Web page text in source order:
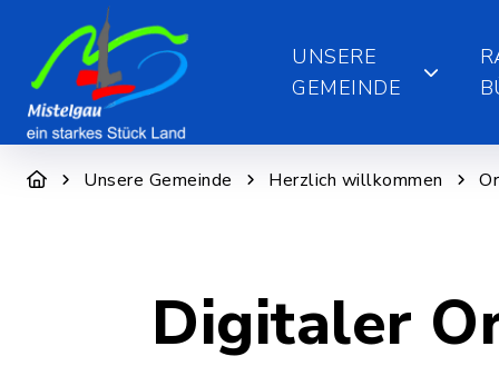
UNSERE
GEMEINDE
Unsere Gemeinde Herzlich willkommen
Digitaler